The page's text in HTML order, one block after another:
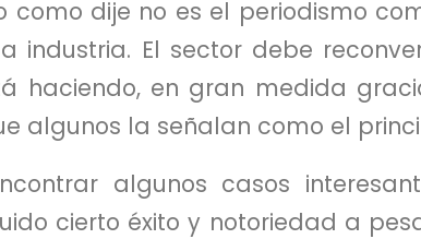
como dije no es el periodismo
industria. El sector debe
haciendo, en gran medida
algunos la señalan como el
algunos casos
cierto éxito y notoriedad a